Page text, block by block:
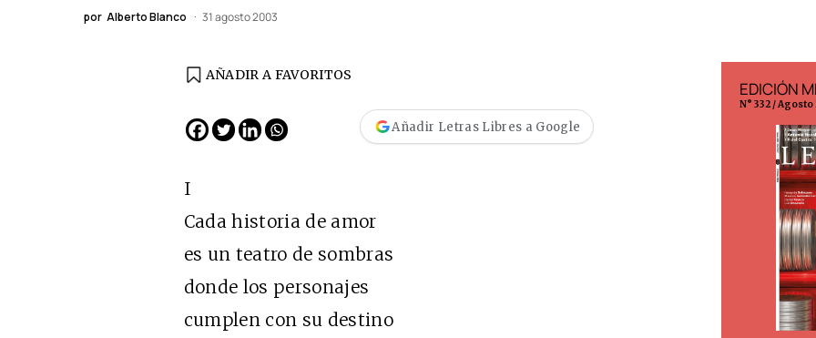
por Alberto Blanco 31 agosto 2003
AÑADIR A FAVORITOS
Añadir Letras Libres a Google
I
Cada historia de amor
es un teatro de sombras
donde los personajes
cumplen con su destino
EDICIÓN
N° 332 / Agosto